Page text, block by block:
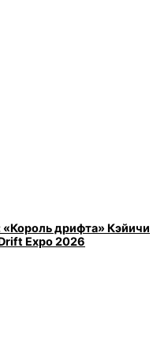
«Король дрифта» Кэйичи
Expo 2026